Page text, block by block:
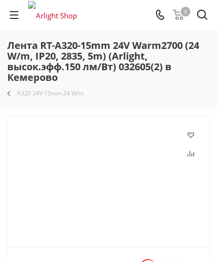
0
Лента RT-A320-15mm 24V Warm2700 (24
W/m, IP20, 2835, 5m) (Arlight,
высок.эфф.150 лм/Вт) 032605(2) в
Кемерово
A320 24V 15mm 24 W/m